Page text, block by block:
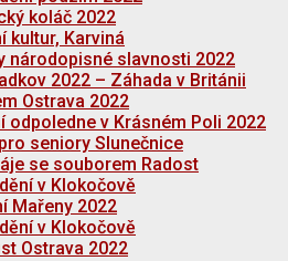
koláč 2022
kultur, Karviná
národopisné slavnosti 2022
2022 – Záhada v Británii
Ostrava 2022
odpoledne v Krásném Poli 2022
seniory Slunečnice
se souborem Radost
v Klokočově
Mařeny 2022
v Klokočově
Ostrava 2022